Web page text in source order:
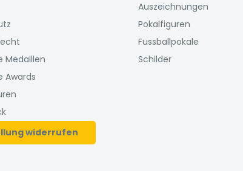
Medaillen
Awards
widerrufen
Auszeichnungen
Pokalfiguren
Fussballpokale
Schilder